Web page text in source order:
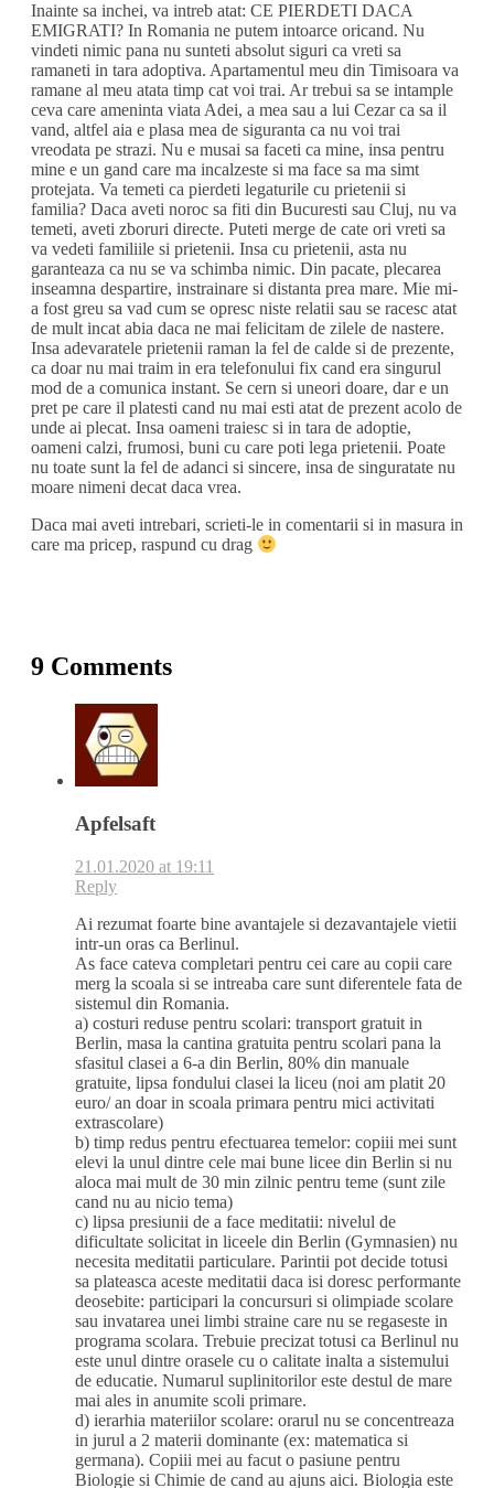
Inainte sa inchei, va intreb atat: CE PIERDETI DACA
EMIGRATI? In Romania ne putem intoarce oricand. Nu
vindeti nimic pana nu sunteti absolut siguri ca vreti sa
ramaneti in tara adoptiva. Apartamentul meu din Timisoara va
ramane al meu atata timp cat voi trai. Ar trebui sa se intample
ceva care ameninta viata Adei, a mea sau a lui Cezar ca sa il
vand, altfel aia e plasa mea de siguranta ca nu voi trai
vreodata pe strazi. Nu e musai sa faceti ca mine, insa pentru
mine e un gand care ma incalzeste si ma face sa ma simt
protejata. Va temeti ca pierdeti legaturile cu prietenii si
familia? Daca aveti noroc sa fiti din Bucuresti sau Cluj, nu va
temeti, aveti zboruri directe. Puteti merge de cate ori vreti sa
va vedeti familiile si prietenii. Insa cu prietenii, asta nu
garanteaza ca nu se va schimba nimic. Din pacate, plecarea
inseamna despartire, instrainare si distanta prea mare. Mie mi-
a fost greu sa vad cum se opresc niste relatii sau se racesc atat
de mult incat abia daca ne mai felicitam de zilele de nastere.
Insa adevaratele prietenii raman la fel de calde si de prezente,
ca doar nu mai traim in era telefonului fix cand era singurul
mod de a comunica instant. Se cern si uneori doare, dar e un
pret pe care il platesti cand nu mai esti atat de prezent acolo de
unde ai plecat. Insa oameni traiesc si in tara de adoptie,
oameni calzi, frumosi, buni cu care poti lega prietenii. Poate
nu toate sunt la fel de adanci si sincere, insa de singuratate nu
moare nimeni decat daca vrea.
Daca mai aveti intrebari, scrieti-le in comentarii si in masura in
care ma pricep, raspund cu drag
9 Comments
Apfelsaft
21.01.2020 at 19:11
Reply
Ai rezumat foarte bine avantajele si dezavantajele vietii
intr-un oras ca Berlinul.
As face cateva completari pentru cei care au copii care
merg la scoala si se intreaba care sunt diferentele fata de
sistemul din Romania.
a) costuri reduse pentru scolari: transport gratuit in
Berlin, masa la cantina gratuita pentru scolari pana la
sfasitul clasei a 6-a din Berlin, 80% din manuale
gratuite, lipsa fondului clasei la liceu (noi am platit 20
euro/ an doar in scoala primara pentru mici activitati
extrascolare)
b) timp redus pentru efectuarea temelor: copiii mei sunt
elevi la unul dintre cele mai bune licee din Berlin si nu
aloca mai mult de 30 min zilnic pentru teme (sunt zile
cand nu au nicio tema)
c) lipsa presiunii de a face meditatii: nivelul de
dificultate solicitat in liceele din Berlin (Gymnasien) nu
necesita meditatii particulare. Parintii pot decide totusi
sa plateasca aceste meditatii daca isi doresc performante
deosebite: participari la concursuri si olimpiade scolare
sau invatarea unei limbi straine care nu se regaseste in
programa scolara. Trebuie precizat totusi ca Berlinul nu
este unul dintre orasele cu o calitate inalta a sistemului
de educatie. Numarul suplinitorilor este destul de mare
mai ales in anumite scoli primare.
d) ierarhia materiilor scolare: orarul nu se concentreaza
in jurul a 2 materii dominante (ex: matematica si
germana). Copiii mei au facut o pasiune pentru
Biologie si Chimie de cand au ajuns aici. Biologia este